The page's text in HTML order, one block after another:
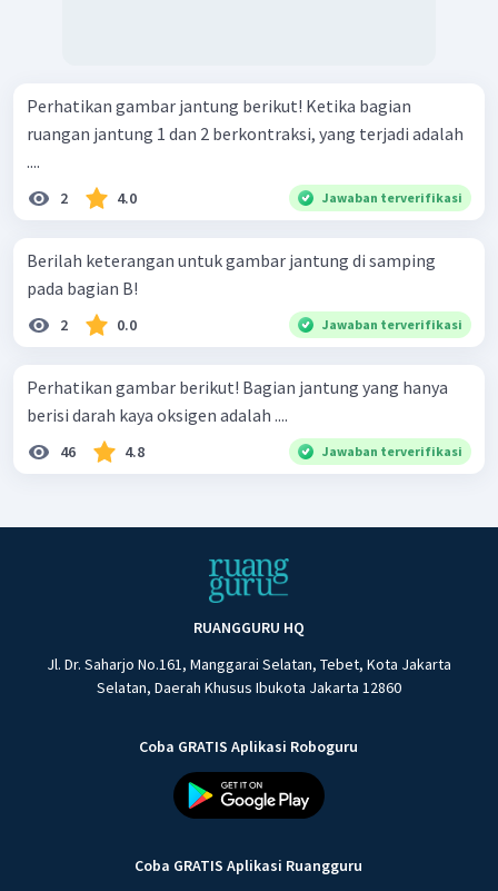
Perhatikan gambar jantung berikut! Ketika bagian
ruangan jantung 1 dan 2 berkontraksi, yang terjadi adalah
....
2 4.0 Jawaban terverifikasi
Berilah keterangan untuk gambar jantung di samping
pada bagian B!
2 0.0 Jawaban terverifikasi
Perhatikan gambar berikut! Bagian jantung yang hanya
berisi darah kaya oksigen adalah ....
46 4.8 Jawaban terverifikasi
RUANGGURU HQ
Jl. Dr. Saharjo No.161, Manggarai Selatan, Tebet, Kota Jakarta
Selatan, Daerah Khusus Ibukota Jakarta 12860
Coba GRATIS Aplikasi Roboguru
Coba GRATIS Aplikasi Ruangguru